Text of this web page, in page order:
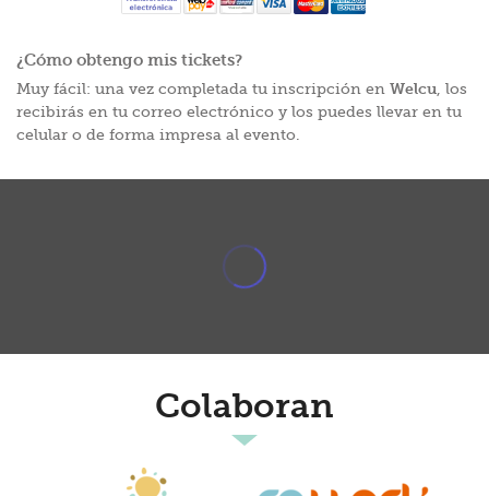
¿Cómo obtengo mis tickets?
Muy fácil: una vez completada tu inscripción en Welcu , los
recibirás en tu correo electrónico y los puedes llevar en tu
celular o de forma impresa al evento.
Colaboran